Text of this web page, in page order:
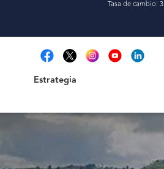
Tasa de cambio:
Estrategia